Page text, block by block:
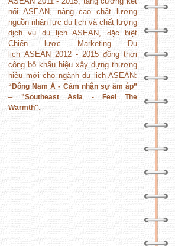
nối ASEAN, nâng cao chất lượng
nguồn nhân lực du lịch và chất lượng
dịch vụ du lịch ASEAN, đặc biệt
Chiến lược Marketing Du
lịch ASEAN 2012 - 2015 đồng thời
công bố khẩu hiệu xây dựng thương
hiệu mới cho ngành du lịch ASEAN:
“Đông Nam Á - Cảm nhận sự ấm áp”
–"Southeast Asia - Feel The
Warmth".